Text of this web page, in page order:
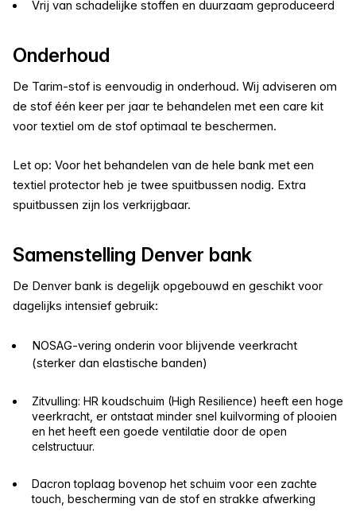
Vrij van schadelijke stoffen en duurzaam geproduceerd
Onderhoud
De Tarim-stof is eenvoudig in onderhoud. Wij adviseren om
de stof één keer per jaar te behandelen met een care kit
voor textiel om de stof optimaal te beschermen.
Let op: Voor het behandelen van de hele bank met een
textiel protector heb je twee spuitbussen nodig. Extra
spuitbussen zijn los verkrijgbaar.
Samenstelling Denver bank
De Denver bank is degelijk opgebouwd en geschikt voor
dagelijks intensief gebruik:
NOSAG-vering onderin voor blijvende veerkracht
(sterker dan elastische banden)
Zitvulling: HR koudschuim (High Resilience) heeft een hoge
veerkracht, er ontstaat minder snel kuilvorming of plooien
en het heeft een goede ventilatie door de open
celstructuur.
Dacron toplaag bovenop het schuim voor een zachte
touch, bescherming van de stof en strakke afwerking